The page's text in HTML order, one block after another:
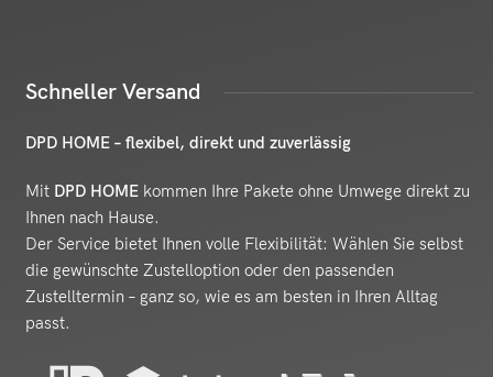
Schneller Versand
DPD HOME – flexibel, direkt und zuverlässig
Mit DPD HOME kommen Ihre Pakete ohne Umwege direkt zu
Ihnen nach Hause.
Der Service bietet Ihnen volle Flexibilität: Wählen Sie selbst
die gewünschte Zustelloption oder den passenden
Zustelltermin – ganz so, wie es am besten in Ihren Alltag
passt.